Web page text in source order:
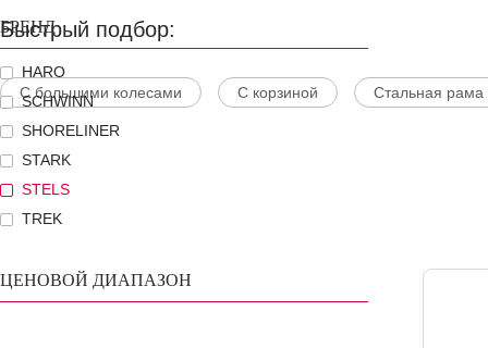
Быстрый подбор:
С большими колесами С корзиной Стальная рама
БРЕНД
HARO
SCHWINN
SHORELINER
STARK
STELS
TREK
ЦЕНОВОЙ ДИАПАЗОН